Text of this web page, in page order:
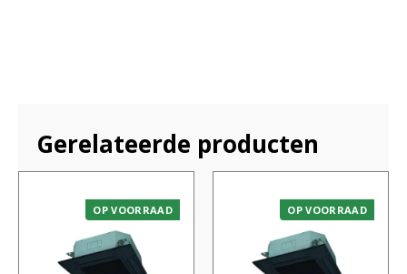
Gerelateerde producten
OP VOORRAAD OP VOORRAAD